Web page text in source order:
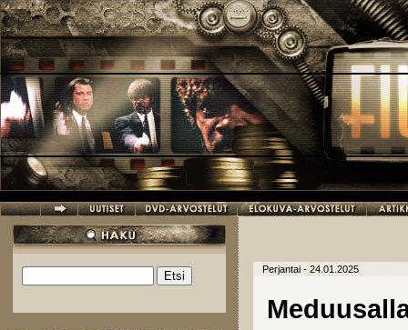
Hyppää pääsisältöön
Hakulomake
Perjantai - 24.01.2025